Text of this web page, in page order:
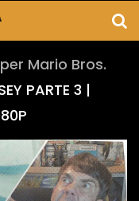
Mario Bros.
PARTE 3 |